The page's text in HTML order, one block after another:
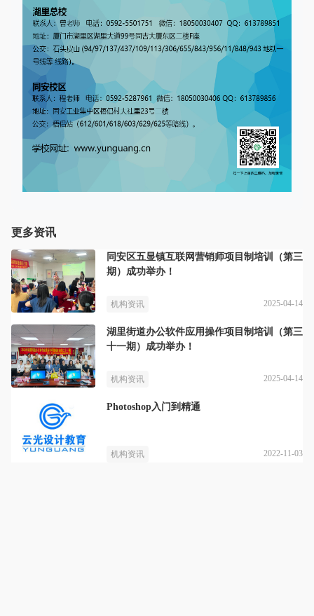
更多资讯
同安区五显镇互联网营销师项目制培训（第三
期）成功举办！
机构资讯 2025-04-14
湖里街道办公软件应用操作项目制培训（第三
十一期）成功举办！
机构资讯 2025-04-14
Photoshop入门到精通
机构资讯 2022-11-03